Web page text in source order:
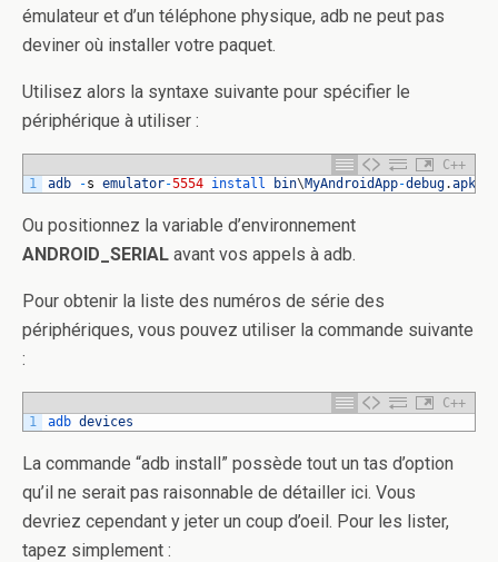
émulateur et d’un téléphone physique, adb ne peut pas
deviner où installer votre paquet.
Utilisez alors la syntaxe suivante pour spécifier le
périphérique à utiliser :
C++
1
adb -s emulator-5554 install bin\MyAndroidApp-debug.apk
Ou positionnez la variable d’environnement
ANDROID_SERIAL avant vos appels à adb.
Pour obtenir la liste des numéros de série des
périphériques, vous pouvez utiliser la commande suivante
:
C++
1
adb devices
La commande “adb install” possède tout un tas d’option
qu’il ne serait pas raisonnable de détailler ici. Vous
devriez cependant y jeter un coup d’oeil. Pour les lister,
tapez simplement :